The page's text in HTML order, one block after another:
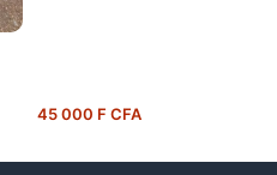
45 000 F CFA